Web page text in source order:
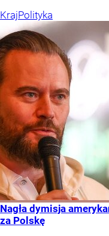
KrajPolityka
Nagła dymisja
za Polskę